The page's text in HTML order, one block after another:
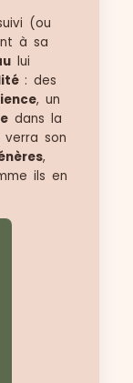
(ou
à sa
lui
: des
, un
dans la
son
,
ils en